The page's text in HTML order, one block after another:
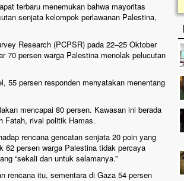
terbaru menemukan bahwa mayoritas
senjata kelompok perlawanan Palestina,
Research (PCPSR) pada 22–25 Oktober
70 persen warga Palestina menolak pelucutan
55 persen responden menyatakan menentang
mencapai 80 persen. Kawasan ini berada
Fatah, rival politik Hamas.
rencana gencatan senjata 20 poin yang
62 persen warga Palestina tidak percaya
“sekali dan untuk selamanya.”
rencana itu, sementara di Gaza 54 persen